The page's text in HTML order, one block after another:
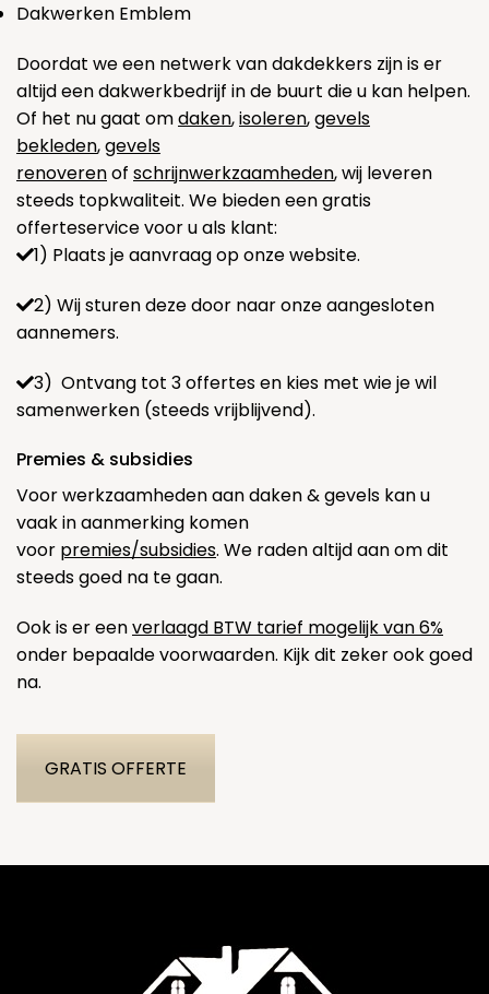
Dakwerken Emblem
Doordat we een netwerk van dakdekkers zijn is er
altijd een dakwerkbedrijf in de buurt die u kan helpen.
Of het nu gaat omdaken,isoleren,gevels
bekleden,gevels
renoverenof schrijnwerkzaamheden, wij leveren
steeds topkwaliteit. We bieden een gratis
offerteservice voor u als klant:
1) Plaats je aanvraag op onze website.
2) Wij sturen deze door naar onze aangesloten
aannemers.
3) Ontvang tot 3 offertes en kies met wie je wil
samenwerken (steeds vrijblijvend).
Premies & subsidies
Voor werkzaamheden aan daken & gevels kan u
vaak in aanmerking komen
voor premies/subsidies. We raden altijd aan om dit
steeds goed na te gaan.
Ook is er eenverlaagd BTW tarief mogelijk van 6%
onder bepaalde voorwaarden. Kijk dit zeker ook goed
na.
GRATIS OFFERTE